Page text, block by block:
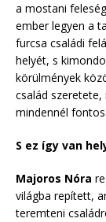
a mostani
ember legyen a
furcsa családi
helyét, s
körülmények
család
mindennél
S ez így van
Majoros Nóra
világba repített,
teremteni